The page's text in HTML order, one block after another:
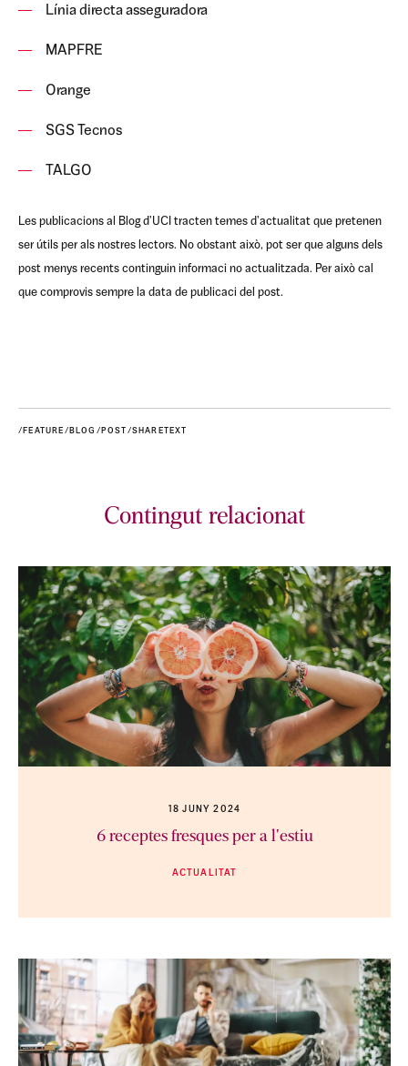
Línia directa asseguradora
MAPFRE
Orange
SGS Tecnos
TALGO
Les publicacions al Blog d'UCI tracten temes d'actualitat que pretenen
ser útils per als nostres lectors. No obstant això, pot ser que alguns dels
post menys recents continguin informaci no actualitzada. Per això cal
que comprovis sempre la data de publicaci del post.
/FEATURE/BLOG/POST/SHARETEXT
Contingut relacionat
18 JUNY 2024
6 receptes fresques per a l'estiu
ACTUALITAT